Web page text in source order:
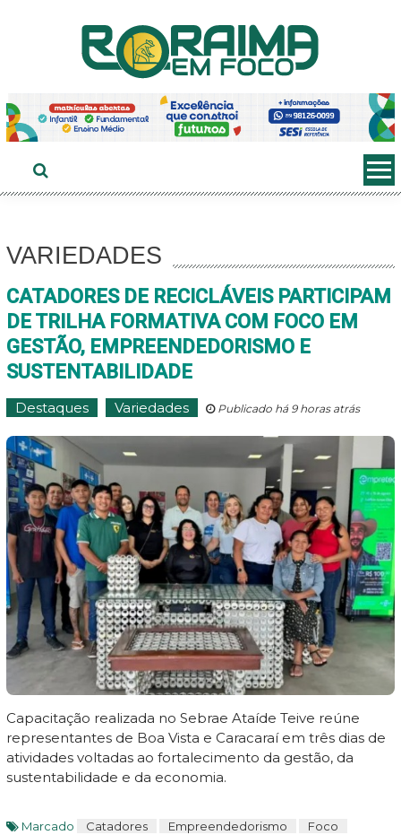
VARIEDADES
CATADORES DE RECICLÁVEIS PARTICIPAM
DE TRILHA FORMATIVA COM FOCO EM
GESTÃO, EMPREENDEDORISMO E
SUSTENTABILIDADE
Destaques Variedades Publicado há 9 horas atrás
Capacitação realizada no Sebrae Ataíde Teive reúne
representantes de Boa Vista e Caracaraí em três dias de
atividades voltadas ao fortalecimento da gestão, da
sustentabilidade e da economia.
Marcado Catadores Empreendedorismo
Foco